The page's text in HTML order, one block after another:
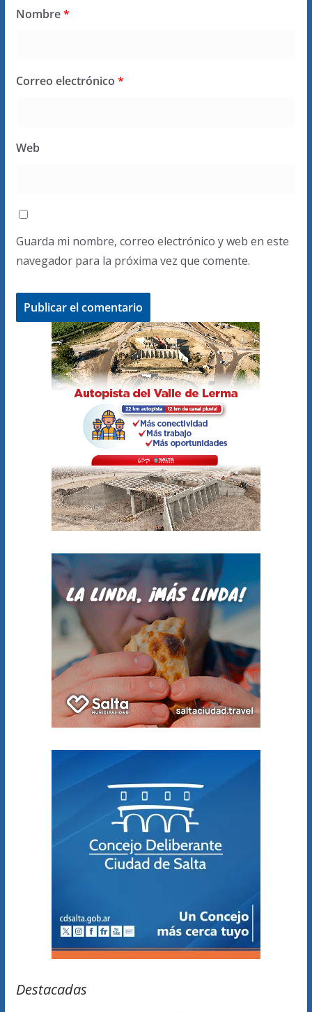
Nombre*
Correo electrónico *
Web
Guarda mi nombre, correo electrónico y web en este
navegador para la próxima vez que comente.
Destacadas